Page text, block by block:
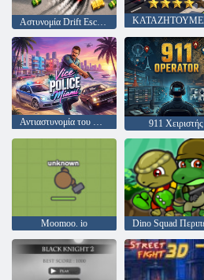
Αντιαστυνομία του Μαϊάμι 911 Χειριστής
Moomoo. io